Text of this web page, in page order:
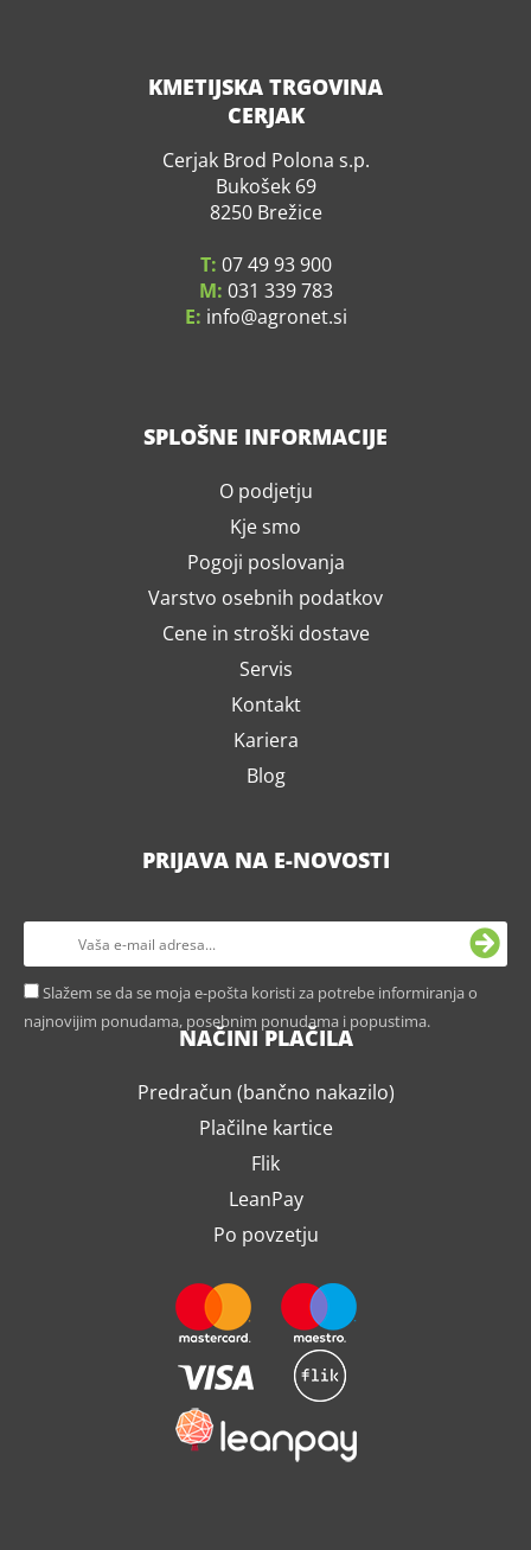
KMETIJSKA TRGOVINA
CERJAK
Cerjak Brod Polona s.p.
Bukošek 69
8250 Brežice
T: 07 49 93 900
M: 031 339 783
E: info agronet.si
SPLOŠNE INFORMACIJE
O podjetju
Kje smo
Pogoji poslovanja
Varstvo osebnih podatkov
Cene in stroški dostave
Servis
Kontakt
Kariera
Blog
PRIJAVA NA E-NOVOSTI
Slažem se da se moja e-pošta koristi za potrebe informiranja o
najnovijim ponudama, posebnim ponudama i popustima.
NAČINI PLAČILA
Predračun (bančno nakazilo)
Plačilne kartice
Flik
LeanPay
Po povzetju